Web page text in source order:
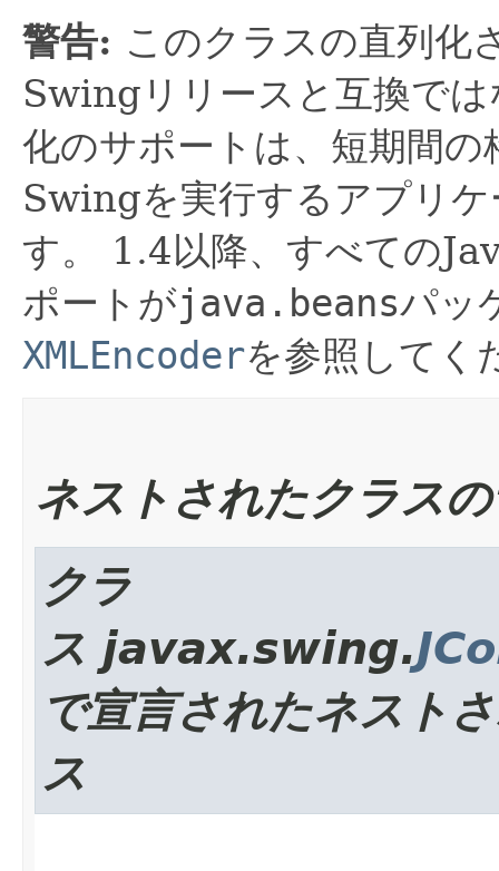
警告: このクラスの直列化
Swingリリースと互換で
化のサポートは、短期間
Swingを実行するアプリ
す。
1.4以降、すべての
ポートがjava.beansパッ
XMLEncoderを参照してく
ネストされたクラス
クラ
ス javax.swing.
で宣言されたネスト
ス